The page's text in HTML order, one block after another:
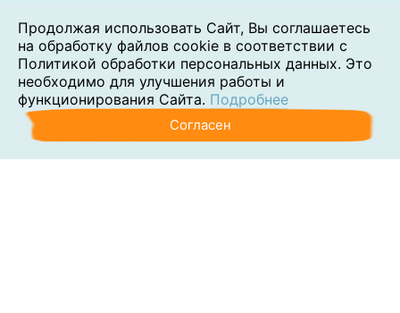
Продолжая использовать Сайт, Вы соглашаетесь
на обработку файлов cookie в соответствии с
Политикой обработки персональных данных. Это
необходимо для улучшения работы и
функционирования Сайта. Подробнее
Согласен